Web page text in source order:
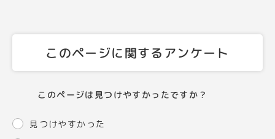
このページに関するアンケート
このページは見つけやすかったですか？
見つけやすかった